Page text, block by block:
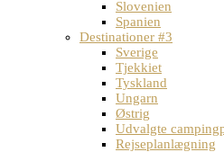
Slovenien
Spanien
Destinationer #3
Sverige
Tjekkiet
Tyskland
Ungarn
Østrig
Udvalgte
Rejseplanlægning